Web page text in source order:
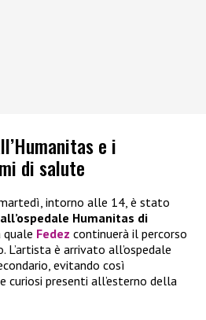
e i
di salute
intorno alle 14, è stato
Humanitas di
Fedez continuerà il percorso
è arrivato all’ospedale
evitando così
curiosi presenti all’esterno della